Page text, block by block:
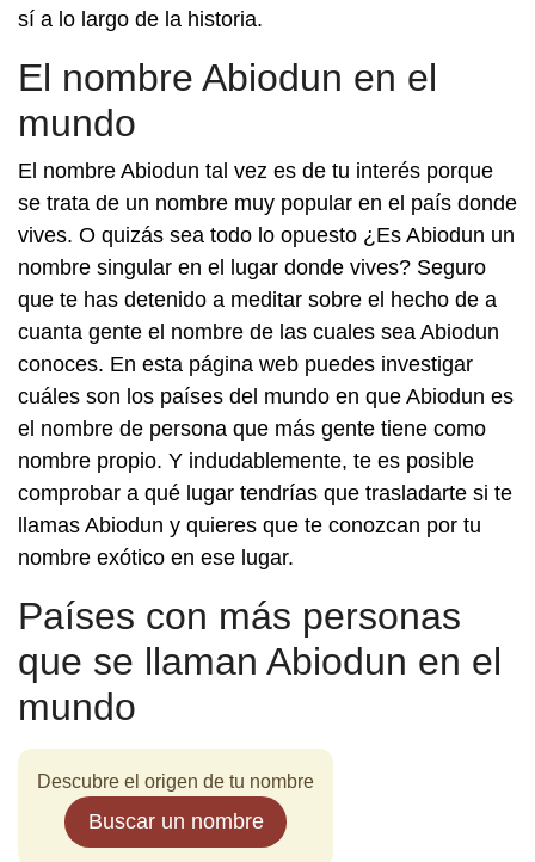
sí a lo largo de la historia.
El nombre Abiodun en el
mundo
El nombre Abiodun tal vez es de tu interés porque
se trata de un nombre muy popular en el país donde
vives. O quizás sea todo lo opuesto ¿Es Abiodun un
nombre singular en el lugar donde vives? Seguro
que te has detenido a meditar sobre el hecho de a
cuanta gente el nombre de las cuales sea Abiodun
conoces. En esta página web puedes investigar
cuáles son los países del mundo en que Abiodun es
el nombre de persona que más gente tiene como
nombre propio. Y indudablemente, te es posible
comprobar a qué lugar tendrías que trasladarte si te
llamas Abiodun y quieres que te conozcan por tu
nombre exótico en ese lugar.
Países con más personas
que se llaman Abiodun en el
mundo
Descubre el origen de tu nombre
Buscar un nombre